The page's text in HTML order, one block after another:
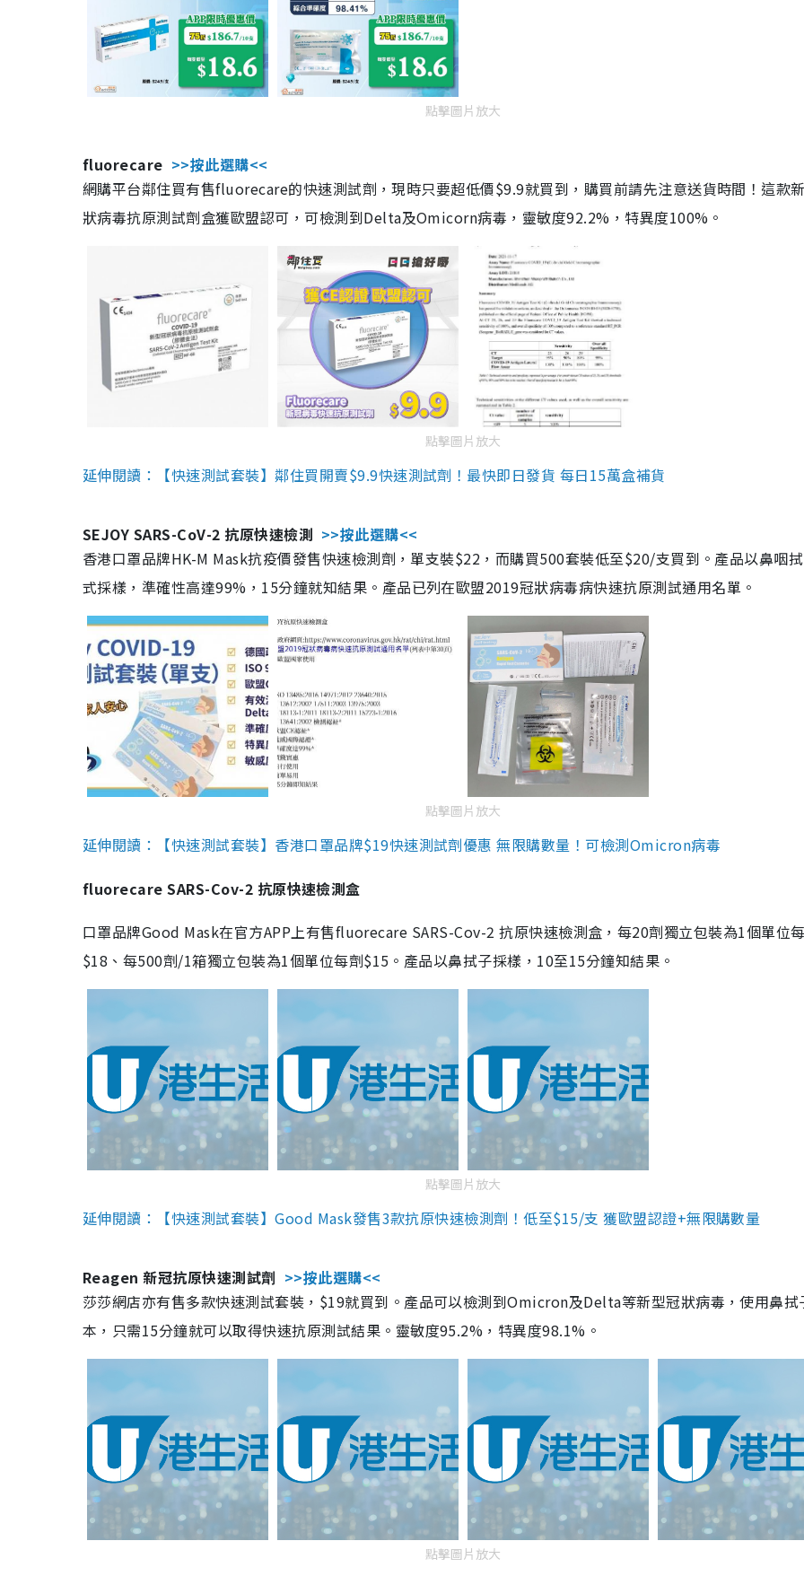
點擊圖片放大
fluorecare >>按此選購<<
網購平台鄰住買有售fluorecare的快速測試劑，現時只要超低價$9.9就買到，購買前請先注意送貨時間！這款
狀病毒抗原測試劑盒獲歐盟認可，可檢測到Delta及Omicorn病毒，靈敏度92.2%，特異度100%。
點擊圖片放大
延伸閱讀：【快速測試套裝】鄰住買開賣$9.9快速測試劑！最快即日發貨 每日15萬盒補貨
SEJOY SARS-CoV-2 抗原快速檢測 >>按此選購<<
香港口罩品牌HK-M Mask抗疫價發售快速檢測劑，單支裝$22，而購買500套裝低至$20/支買到。產品以鼻咽
式採樣，準確性高達99%，15分鐘就知結果。產品已列在歐盟2019冠狀病毒病快速抗原測試通用名單。
點擊圖片放大
延伸閱讀：【快速測試套裝】香港口罩品牌$19快速測試劑優惠 無限購數量！可檢測Omicron病毒
fluorecare SARS-Cov-2 抗原快速檢測盒
口罩品牌Good Mask在官方APP上有售fluorecare SARS-Cov-2 抗原快速檢測盒，每20劑獨立包裝為1個單位
$18、每500劑/1箱獨立包裝為1個單位每劑$15。產品以鼻拭子採樣，10至15分鐘知結果。
點擊圖片放大
延伸閱讀：【快速測試套裝】Good Mask發售3款抗原快速檢測劑！低至$15/支 獲歐盟認證+無限購數量
Reagen 新冠抗原快速測試劑 >>按此選購<<
莎莎網店亦有售多款快速測試套裝，$19就買到。產品可以檢測到Omicron及Delta等新型冠狀病毒，使用鼻拭
本，只需15分鐘就可以取得快速抗原測試結果。靈敏度95.2%，特異度98.1%。
點擊圖片放大